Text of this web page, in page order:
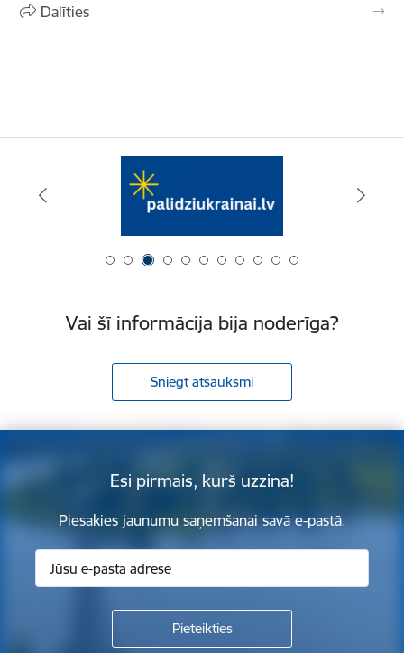
Dalīties
Vai šī informācija bija noderīga?
Sniegt atsauksmi
Esi pirmais, kurš uzzina!
Piesakies jaunumu saņemšanai savā e-pastā.